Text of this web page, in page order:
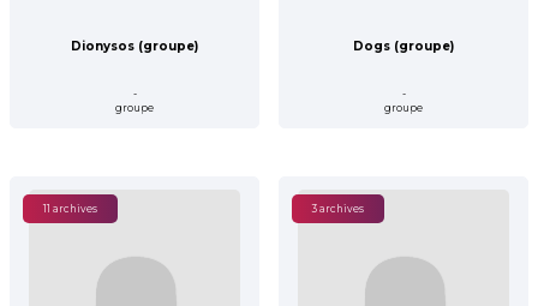
Dionysos (groupe)
-
groupe
Dogs (groupe)
-
groupe
11 archives 3 archives